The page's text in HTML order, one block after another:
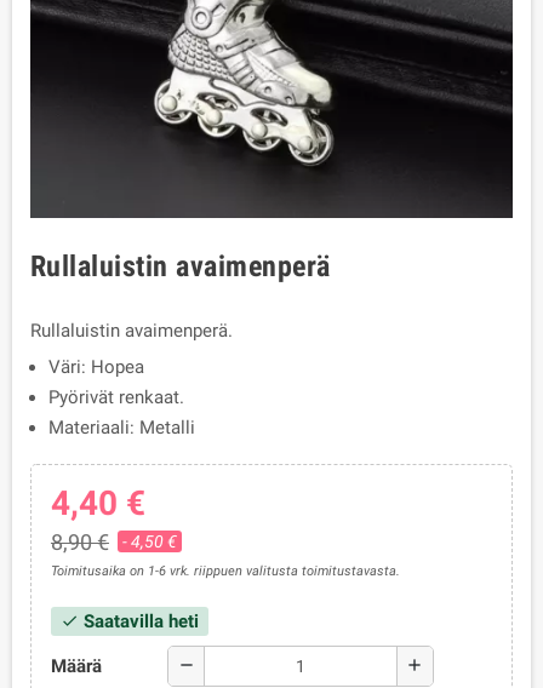
Rullaluistin avaimenperä
Rullaluistin avaimenperä.
Väri: Hopea
Pyörivät renkaat.
Materiaali: Metalli
4,40 €
8,90 € - 4,50 €
Toimitusaika on 1-6 vrk. riippuen valitusta toimitustavasta.
check Saatavilla heti
Määrä remove add